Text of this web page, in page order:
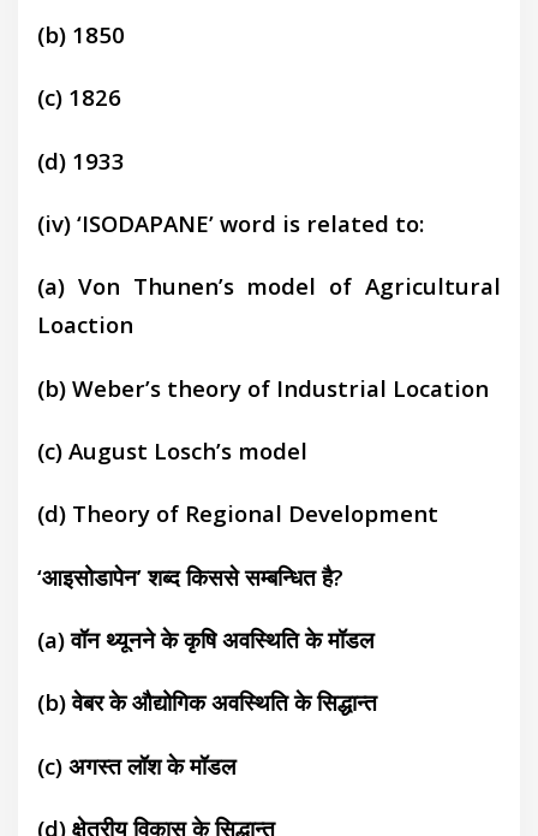
(b) 1850
(c) 1826
(d) 1933
(iv) ‘ISODAPANE’ word is related to:
(a) Von Thunen’s model of Agricultural
Loaction
(b)Weber’s theory of Industrial Location
(c)August Losch’s model
(d) Theory of Regional Development
‘आइसोडापेन’ शब्द किससे सम्बन्धित है?
(a)वॉन थ्यूनने के कृषि अवस्थिति के मॉडल
(b)वेबर के औद्योगिक अवस्थिति के सिद्धान्त
(c)अगस्त लॉश के मॉडल
(d)क्षेत्रीय विकास के सिद्धान्त